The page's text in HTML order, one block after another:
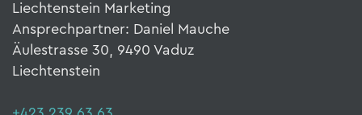
Liechtenstein Marketing
Ansprechpartner: Daniel Mauche
Äulestrasse 30, 9490 Vaduz
Liechtenstein